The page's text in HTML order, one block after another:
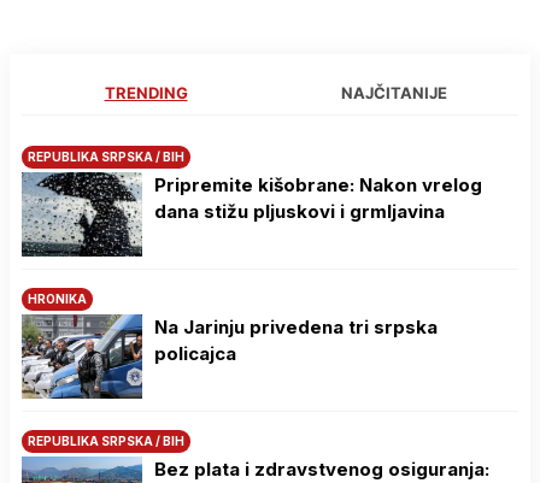
TRENDING NAJČITANIJE
REPUBLIKA SRPSKA / BIH
Pripremite kišobrane: Nakon vrelog
dana stižu pljuskovi i grmljavina
HRONIKA
Na Јarinju privedena tri srpska
policajca
REPUBLIKA SRPSKA / BIH
Bez plata i zdravstvenog osiguranja: